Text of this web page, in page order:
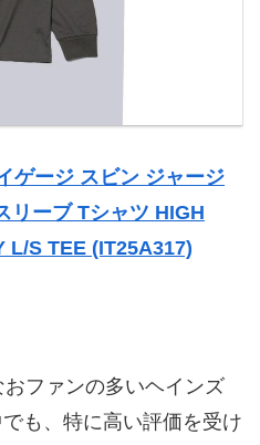
ゲージ スビン ジャージ
リーブ Tシャツ HIGH
L/S TEE (IT25A317)
ファンの多いヘインズ
も、特に高い評価を受け